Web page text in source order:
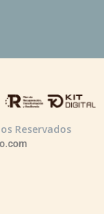
Reservados